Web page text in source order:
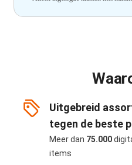
Uitgebreid
tegen de beste
Meer dan 75.000
items